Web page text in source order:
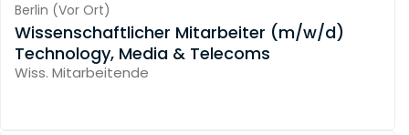
Berlin (Vor Ort)
Wissenschaftlicher Mitarbeiter (m/w/d)
Technology, Media & Telecoms
Wiss. Mitarbeitende